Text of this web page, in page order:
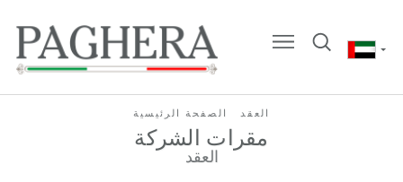
الصفحة الرئيسية العقد
مقرات الشركة
العقد